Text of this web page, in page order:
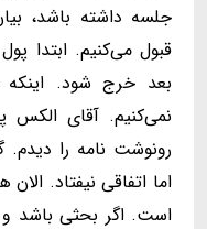
جلسه داشته باشد،
قبول می‌کنیم. ابتدا
بعد خرج شود.
نمی‌کنیم. آقای الکس
رونوشت نامه را
اما اتفاقی نیفتاد.
است. اگر بحثی باشد و